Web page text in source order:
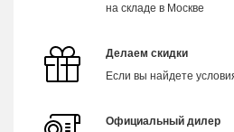
на складе в Москве
Делаем скидки
Если вы найдете
Официальный дилер